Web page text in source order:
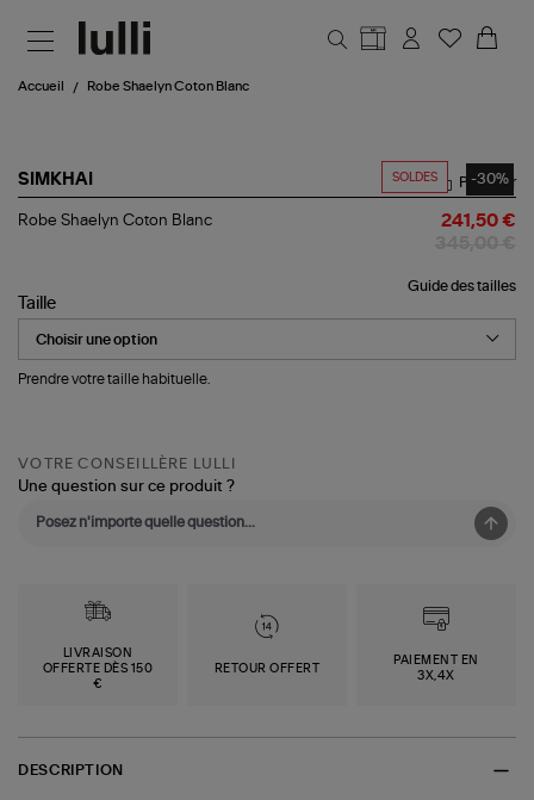
Accueil Robe Shaelyn Coton Blanc
SOLDES -30%
SIMKHAI
Robe
Partager
Robe Shaelyn Coton Blanc 241,50 €
Guide des tailles
Taille
Prendre votre taille habituelle.
VOTRE CONSEILLÈRE LULLI
Une question sur ce produit ?
LIVRAISON
OFFERTE DÈS 150
€
RETOUR OFFERT
PAIEMENT EN
3X,4X
DESCRIPTION